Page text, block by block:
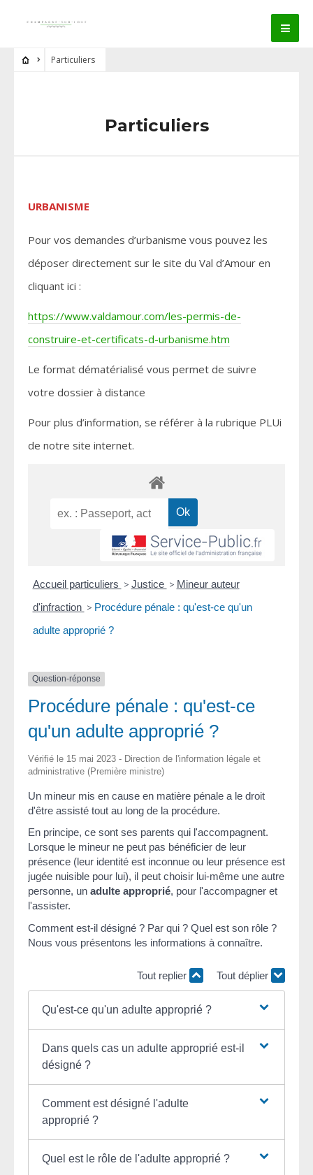
Particuliers
Particuliers
URBANISME
Pour vos demandes d’urbanisme vous pouvez les
déposer directement sur le site du Val d’Amour en
cliquant ici :
https://www.valdamour.com/les-permis-de-
construire-et-certificats-d-urbanisme.htm
Le format dématérialisé vous permet de suivre
votre dossier à distance
Pour plus d’information, se référer à la rubrique PLUi
de notre site internet.
Accueil particuliers > Justice > Mineur auteur
d'infraction > Procédure pénale : qu'est-ce qu'un
adulte approprié ?
Question-réponse
Procédure pénale : qu'est-ce
qu'un adulte approprié ?
Vérifié le 15 mai 2023 - Direction de l'information légale et
administrative (Première ministre)
Un mineur mis en cause en matière pénale a le droit
d'être assisté tout au long de la procédure.
En principe, ce sont ses parents qui l'accompagnent.
Lorsque le mineur ne peut pas bénéficier de leur
présence (leur identité est inconnue ou leur présence est
jugée nuisible pour lui), il peut choisir lui-même une autre
personne, un adulte approprié, pour l'accompagner et
l'assister.
Comment est-il désigné ? Par qui ? Quel est son rôle ?
Nous vous présentons les informations à connaître.
Tout replier Tout déplier
Qu'est-ce qu'un adulte approprié ?
Dans quels cas un adulte approprié est-il
désigné ?
Comment est désigné l'adulte
approprié ?
Quel est le rôle de l'adulte approprié ?